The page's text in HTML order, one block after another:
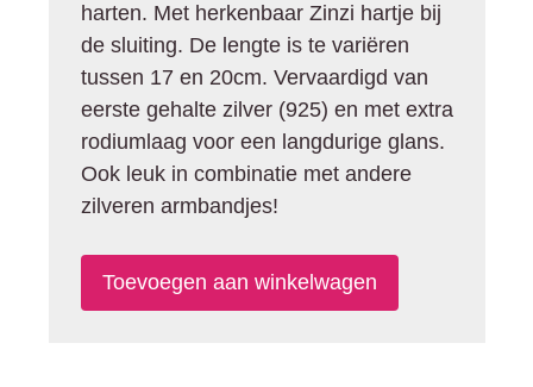
harten. Met herkenbaar Zinzi hartje bij
de sluiting. De lengte is te variëren
tussen 17 en 20cm. Vervaardigd van
eerste gehalte zilver (925) en met extra
rodiumlaag voor een langdurige glans.
Ook leuk in combinatie met andere
zilveren armbandjes!